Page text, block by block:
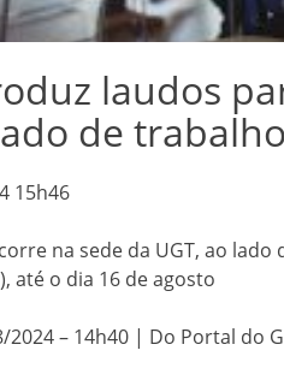
laudos
de
15h46
na sede da UGT, ao lado
até o dia 16 de agosto
2024 – 14h40 | Do Portal do